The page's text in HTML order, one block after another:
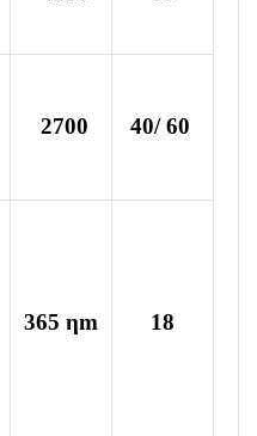
2700 40/ 60
365 ηm 18